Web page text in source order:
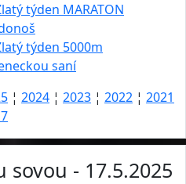
týden MARATON
týden 5000m
saní
¦ 2024 ¦ 2023 ¦ 2022 ¦ 2021
sovou - 17.5.2025